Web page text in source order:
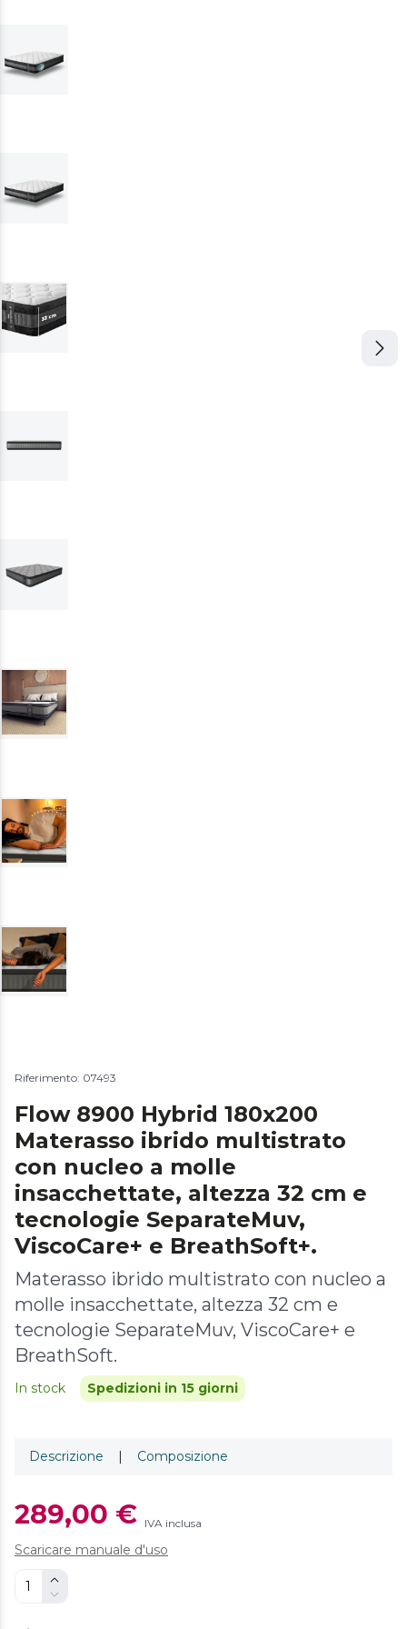
Riferimento: 07493
Flow 8900 Hybrid 180x200
Materasso ibrido multistrato
con nucleo a molle
insacchettate, altezza 32 cm e
tecnologie SeparateMuv,
ViscoCare+ e BreathSoft+.
Materasso ibrido multistrato con nucleo a
molle insacchettate, altezza 32 cm e
tecnologie SeparateMuv, ViscoCare+ e
BreathSoft.
In stock Spedizioni in 15 giorni
Descrizione | Composizione
289,00 € IVA inclusa
Scaricare manuale d'uso